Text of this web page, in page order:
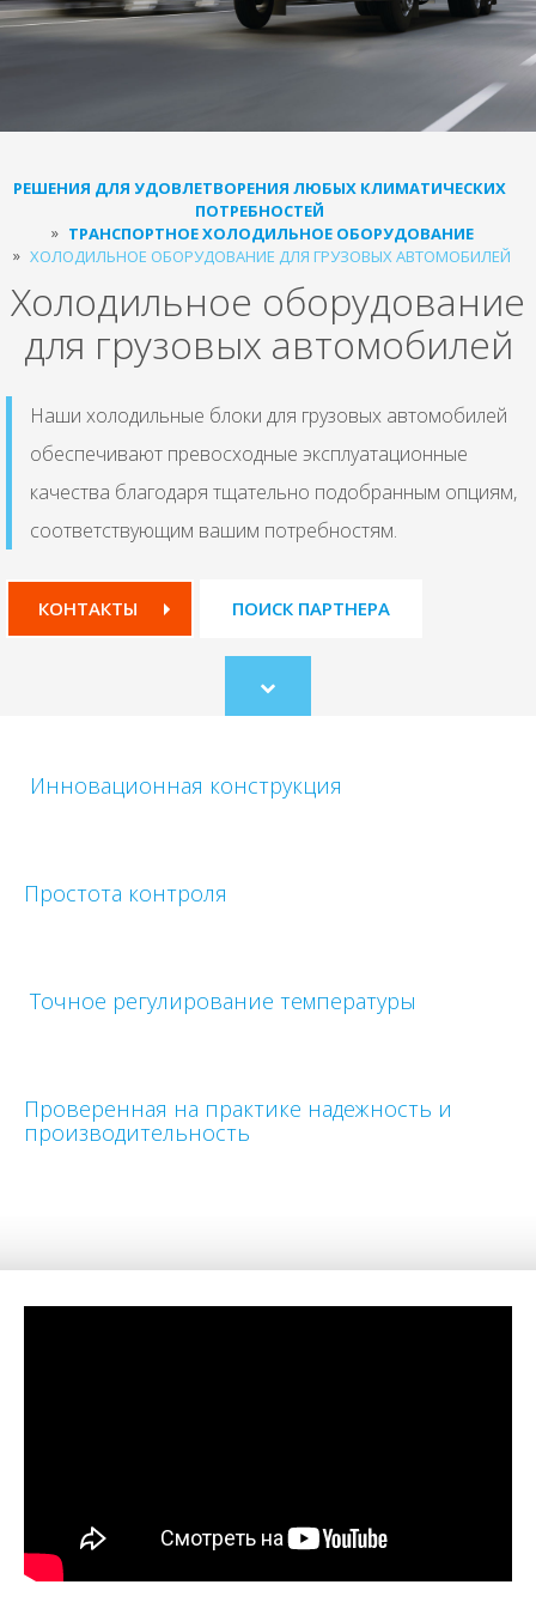
РЕШЕНИЯ ДЛЯ УДОВЛЕТВОРЕНИЯ ЛЮБЫХ КЛИМАТИЧЕСКИХ
ПОТРЕБНОСТЕЙ
ТРАНСПОРТНОЕ ХОЛОДИЛЬНОЕ ОБОРУДОВАНИЕ
ХОЛОДИЛЬНОЕ ОБОРУДОВАНИЕ ДЛЯ ГРУЗОВЫХ АВТОМОБИЛЕЙ
Холодильное оборудование
для грузовых автомобилей
Наши холодильные блоки для грузовых автомобилей
обеспечивают превосходные эксплуатационные
качества благодаря тщательно подобранным опциям,
соответствующим вашим потребностям.
КОНТАКТЫ ПОИСК ПАРТНЕРА
Scroll
to
Инновационная конструкция
Простота контроля
Точное регулирование температуры
Проверенная на практике надежность и
производительность